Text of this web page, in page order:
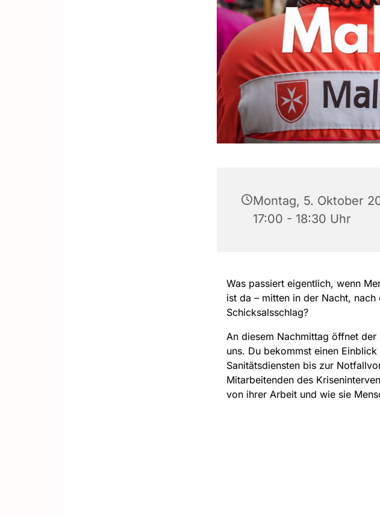
Montag, 5. Oktober
17:00 - 18:30 Uhr
Was passiert eigentlich, wenn
ist da – mitten in der Nacht,
Schicksalsschlag?
An diesem Nachmittag öffnet
uns. Du bekommst einen
Sanitätsdiensten bis zur
Mitarbeitenden des
von ihrer Arbeit und wie sie